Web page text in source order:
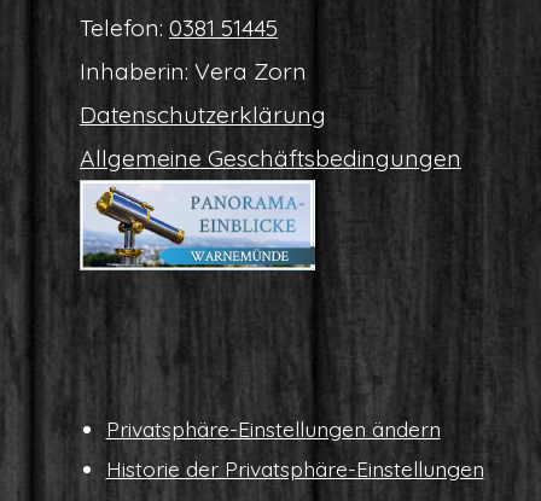
Tele­fon: 0381 51445
Inha­be­rin: Vera Zorn
Daten­schutz­er­klä­rung
All­ge­mei­ne Geschäftsbedingungen
Pri­vat­sphä­re-Ein­stel­lun­gen ändern
His­to­rie der Privatsphäre-Einstellungen